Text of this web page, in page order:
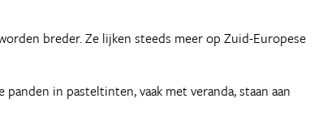
breder. Ze lijken steeds meer op Zuid-Europese
in pasteltinten, vaak met veranda, staan aan